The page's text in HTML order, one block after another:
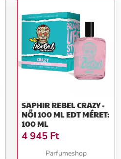
SAPHIR REBEL CRAZY -
NŐI 100 ML EDT MÉRET:
100 ML
4 945 Ft
Parfumeshop